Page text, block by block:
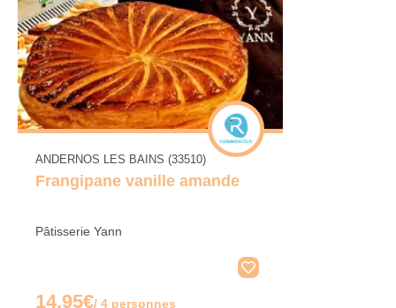
ANDERNOS LES BAINS (33510)
Frangipane vanille amande
Pâtisserie Yann
14.95€/ 4 personnes